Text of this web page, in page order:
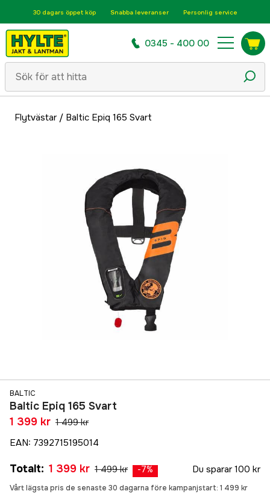
30 dagars öppet köp Snabba leveranser Personlig service
0345 - 400 00
Flytvästar/ Baltic Epiq 165 Svart
BALTIC
Baltic Epiq 165 Svart
1 399 kr 1 499 kr
EAN: 7392715195014
Totalt: 1 399 kr 1 499 kr -7% Du sparar 100 kr
Vårt lägsta pris de senaste 30 dagarna före kampanjstart: 1 499 kr